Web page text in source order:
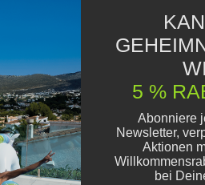
5 %
Abonniere
Newsletter,
Aktionen
bei